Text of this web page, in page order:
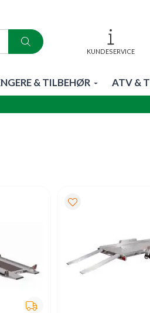
KUNDESERVICE
& TILBEHØR ATV &